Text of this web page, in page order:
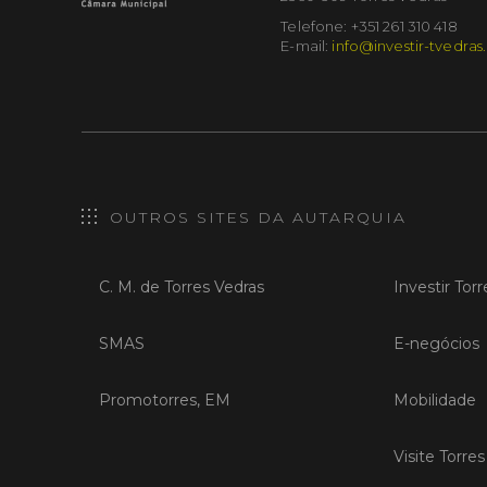
Telefone: +351 261 310 418
E-mail: info@investir-
OUTROS SITES DA AUTARQUIA
C. M. de Torres Vedras
SMAS
Promotorres, EM
Investir
E-negócios
Mobilidade
Visite